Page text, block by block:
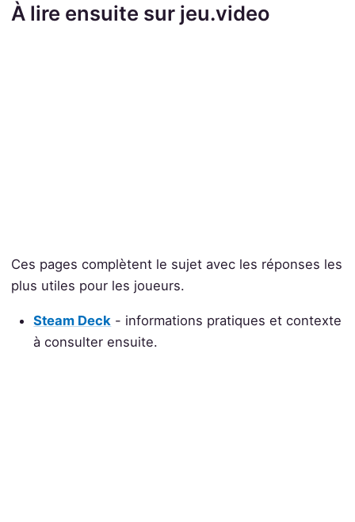
À lire ensuite sur jeu.video
Ces pages complètent le sujet avec les réponses les
plus utiles pour les joueurs.
Steam Deck - informations pratiques et contexte
à consulter ensuite.